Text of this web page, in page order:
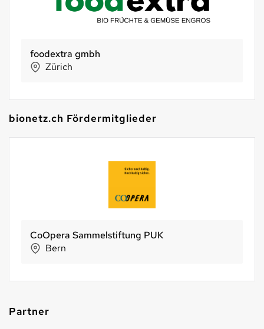
foodextra gmbh
Zürich
bionetz.ch Fördermitglieder
CoOpera Sammelstiftung PUK
Bern
Partner